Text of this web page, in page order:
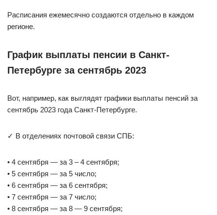
Расписания ежемесячно создаются отдельно в каждом
регионе.
График выплаты пенсии в Санкт-
Петербурге за сентябрь 2023
Вот, например, как выглядят графики выплаты пенсий за
сентябрь 2023 года Санкт-Петербурге.
✓ В отделениях почтовой связи СПБ:
• 4 сентября — за 3 – 4 сентября;
• 5 сентября — за 5 число;
• 6 сентября — за 6 сентября;
• 7 сентября — за 7 число;
• 8 сентября — за 8 — 9 сентября;